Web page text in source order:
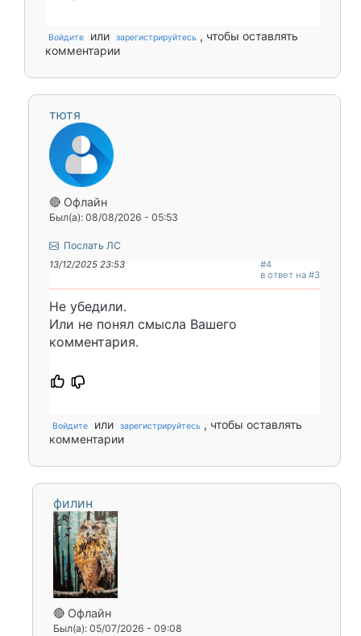
Войдите или зарегистрируйтесь , чтобы оставлять
комментарии
тютя
🔴 Офлайн
Был(а): 08/08/2026 - 05:53
Послать ЛС
13/12/2025 23:53
#4
в ответ на #3
Не убедили.
Или не понял смысла Вашего
комментария.
Войдите или зарегистрируйтесь , чтобы оставлять
комментарии
филин
🔴 Офлайн
Был(а): 05/07/2026 - 09:08